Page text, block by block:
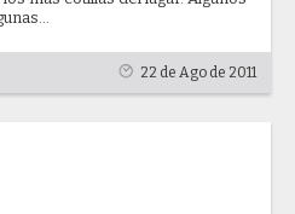
22 de Ago de 2011